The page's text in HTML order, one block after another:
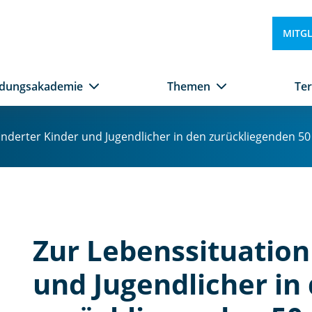
Themen
Kinder und Jugendlicher in den zurückliegenden
Zur
und Jugendlicher in
d
e
r
u
n
d
Ju